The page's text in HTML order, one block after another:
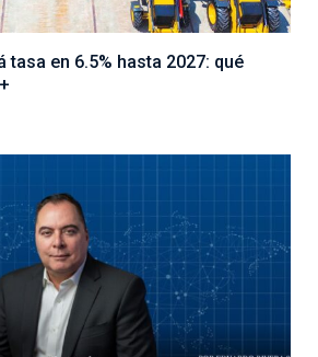
tasa en 6.5% hasta 2027: qué